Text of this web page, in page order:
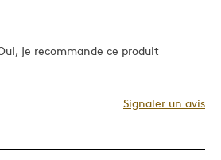
je recommande ce produit
Signaler un avis